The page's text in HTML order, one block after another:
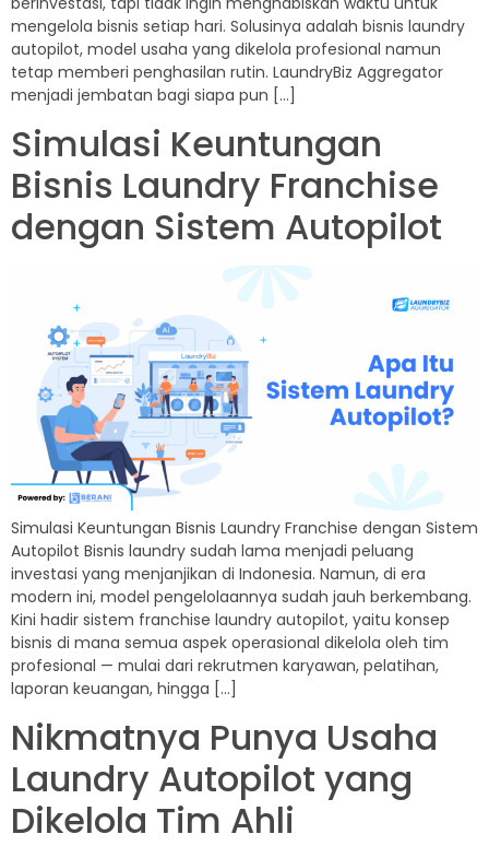
mengelola bisnis setiap hari. Solusinya adalah bisnis laundry
autopilot, model usaha yang dikelola profesional namun
tetap memberi penghasilan rutin. LaundryBiz Aggregator
menjadi jembatan bagi siapa pun […]
Simulasi Keuntungan
Bisnis Laundry Franchise
dengan Sistem Autopilot
Simulasi Keuntungan Bisnis Laundry Franchise dengan Sistem
Autopilot Bisnis laundry sudah lama menjadi peluang
investasi yang menjanjikan di Indonesia. Namun, di era
modern ini, model pengelolaannya sudah jauh berkembang.
Kini hadir sistem franchise laundry autopilot, yaitu konsep
bisnis di mana semua aspek operasional dikelola oleh tim
profesional — mulai dari rekrutmen karyawan, pelatihan,
laporan keuangan, hingga […]
Nikmatnya Punya Usaha
Laundry Autopilot yang
Dikelola Tim Ahli